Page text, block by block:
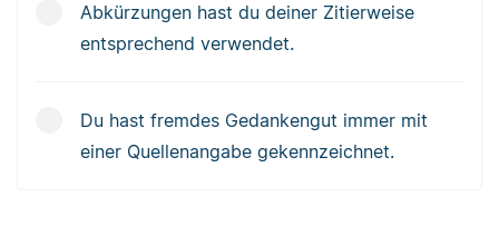
Abkürzungen hast du deiner Zitierweise
entsprechend verwendet.
Du hast fremdes Gedankengut immer mit
einer Quellenangabe gekennzeichnet.